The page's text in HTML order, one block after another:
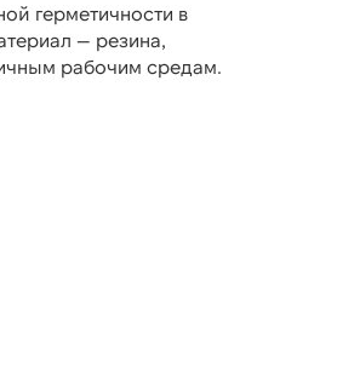
герметичности в
— резина,
рабочим средам.